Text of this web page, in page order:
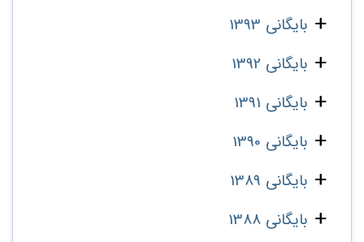
بایگانی 1393
بایگانی 1392
بایگانی 1391
بایگانی 1390
بایگانی 1389
بایگانی 1388